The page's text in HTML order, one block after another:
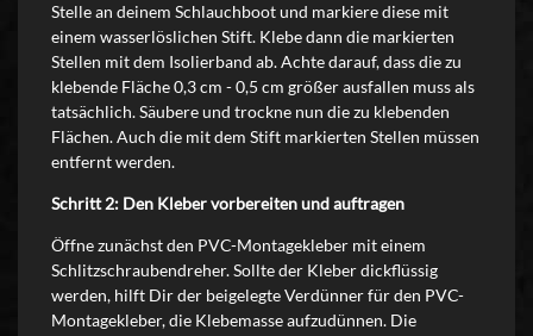
Stelle an deinem Schlauchboot und markiere diese mit
einem wasserlöslichen Stift. Klebe dann die markierten
Stellen mit dem Isolierband ab. Achte darauf, dass die zu
klebende Fläche 0,3 cm - 0,5 cm größer ausfallen muss als
tatsächlich. Säubere und trockne nun die zu klebenden
Flächen. Auch die mit dem Stift markierten Stellen müssen
entfernt werden.
Schritt 2: Den Kleber vorbereiten und auftragen
Öffne zunächst den PVC-Montagekleber mit einem
Schlitzschraubendreher. Sollte der Kleber dickflüssig
werden, hilft Dir der beigelegte Verdünner für den PVC-
Montagekleber, die Klebemasse aufzudünnen. Die